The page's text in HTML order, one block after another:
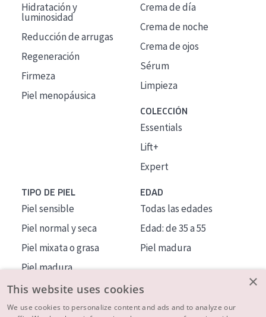
Hidratación y
luminosidad
Reducción de arrugas
Regeneración
Firmeza
Piel menopáusica
Crema de día
Crema de noche
Crema de ojos
Sérum
Limpieza
COLECCIÓN
Essentials
Lift+
Expert
TIPO DE PIEL
Piel sensible
Piel normal y seca
Piel mixata o grasa
Piel madura
Piel expuesta al sol
Piel menopáusica
EDAD
Todas las edades
Edad: de 35 a 55
Piel madura
×
This website uses cookies
We use cookies to personalize content and ads and to analyze our